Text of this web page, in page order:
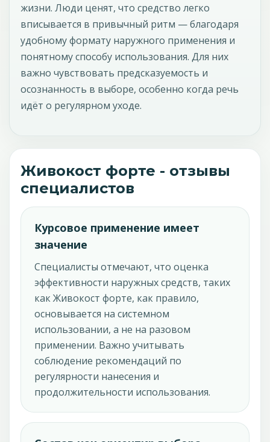
жизни. Люди ценят, что средство легко
вписывается в привычный ритм — благодаря
удобному формату наружного применения и
понятному способу использования. Для них
важно чувствовать предсказуемость и
осознанность в выборе, особенно когда речь
идёт о регулярном уходе.
Живокост форте - отзывы
специалистов
Курсовое применение имеет
значение
Специалисты отмечают, что оценка
эффективности наружных средств, таких
как Живокост форте, как правило,
основывается на системном
использовании, а не на разовом
применении. Важно учитывать
соблюдение рекомендаций по
регулярности нанесения и
продолжительности использования.